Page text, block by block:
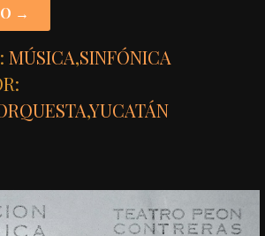
→
MÚSICA,SINFÓNICA
,YUCATÁN